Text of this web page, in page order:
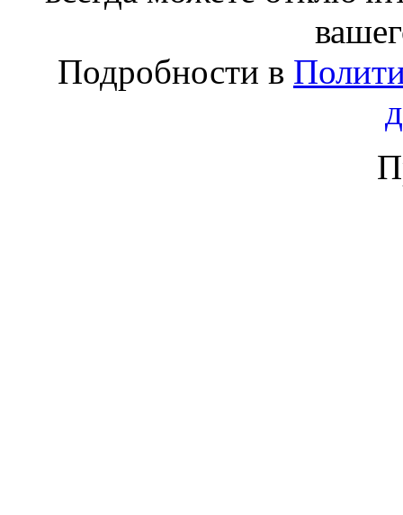
Подробности в